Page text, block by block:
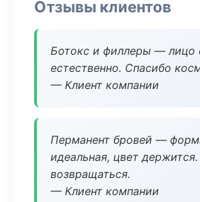
Отзывы клиентов
Ботокс и филлеры — лицо
естественно. Спасибо
— Клиент компании
Перманент бровей —
идеальная, цвет
возвращаться.
— Клиент компании